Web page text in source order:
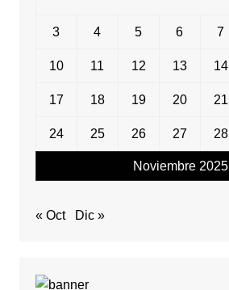
Noviembre 2025
3 4 5 6 7
10 11 12 13 14
17 18 19 20 21
24 25 26 27 28
« Oct Dic »